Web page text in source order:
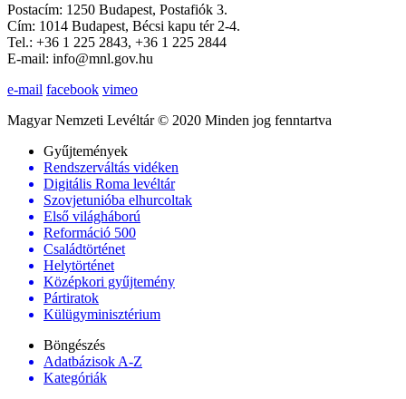
Postacím: 1250 Budapest, Postafiók 3.
Cím: 1014 Budapest, Bécsi kapu tér 2-4.
Tel.: +36 1 225 2843, +36 1 225 2844
E-mail: info@mnl.gov.hu
e-mail facebook vimeo
Magyar Nemzeti Levéltár © 2020 Minden jog fenntartva
Gyűjtemények
Rendszerváltás vidéken
Digitális Roma levéltár
Szovjetunióba elhurcoltak
Első világháború
Reformáció 500
Családtörténet
Helytörténet
Középkori gyűjtemény
Pártiratok
Külügyminisztérium
Böngészés
Adatbázisok A-Z
Kategóriák